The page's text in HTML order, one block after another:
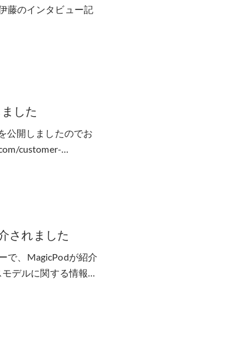
藤のインタビュー記
した
公開しましたのでお
customer-
されました
で、MagicPodが紹介
デルに関する情報提